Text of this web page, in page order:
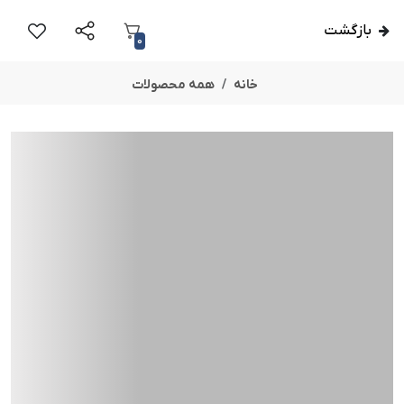
بازگشت
0
خانه همه محصولات